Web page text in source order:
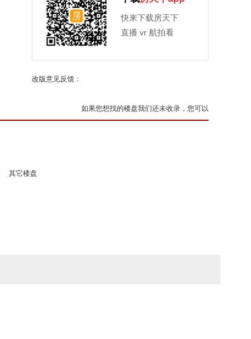
快来下载房天下
直播 vr 航拍看
改版意见反馈：
如果您想找的楼盘我们还未收录，您可以
其它楼盘